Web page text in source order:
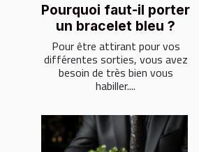
Pourquoi faut-il porter
un bracelet bleu ?
Pour être attirant pour vos
différentes sorties, vous avez
besoin de très bien vous
habiller....